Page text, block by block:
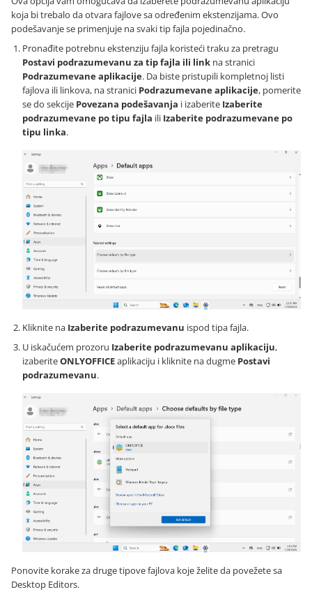
koja bi trebalo da otvara fajlove sa određenim ekstenzijama. Ovo
podešavanje se primenjuje na svaki tip fajla pojedinačno.
Pronađite potrebnu ekstenziju fajla koristeći traku za pretragu
Postavi podrazumevanu za tip fajla ili link na stranici
Podrazumevane aplikacije. Da biste pristupili kompletnoj listi
fajlova ili linkova, na stranici Podrazumevane aplikacije, pomerite
se do sekcije Povezana podešavanja i izaberite Izaberite
podrazumevane po tipu fajla ili Izaberite podrazumevane po
tipu linka.
Kliknite na Izaberite podrazumevanu ispod tipa fajla.
U iskačućem prozoru Izaberite podrazumevanu aplikaciju,
izaberiteONLYOFFICEaplikaciju i kliknite na dugme Postavi
podrazumevanu.
Ponovite korake za druge tipove fajlova koje želite da povežete sa
Desktop Editors.